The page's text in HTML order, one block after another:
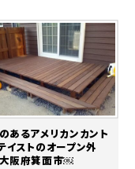
あるアメリカンカント
イストのオープン外
阪府箕面市￼